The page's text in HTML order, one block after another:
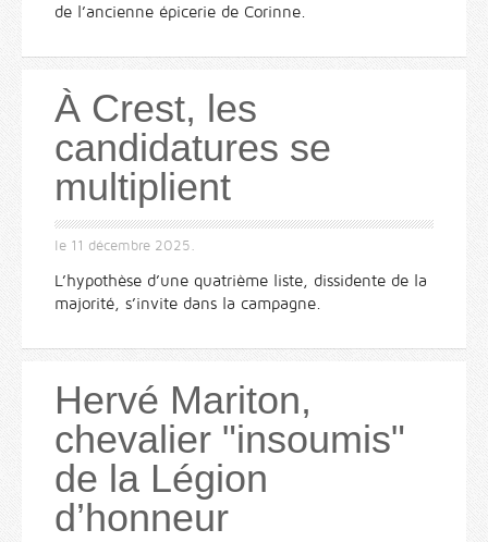
de l’ancienne épicerie de Corinne.
À Crest, les
candidatures se
multiplient
le 11 décembre 2025.
L’hypothèse d’une quatrième liste, dissidente de la
majorité, s’invite dans la campagne.
Hervé Mariton,
chevalier "insoumis"
de la Légion
d’honneur